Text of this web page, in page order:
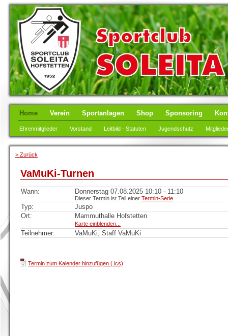
Home Verein Sportanlagen Shop Sponsoring
Ehrenmitglieder Vorstand Leitbild - Statuten Jugendschutz
> Zurück
VaMuKi-Turnen
Wann: Donnerstag 07.08.2025 10:10 - 11:10
Dieser Termin ist Teil einer Termin-Serie
Typ:
Juspo
Ort:
Mammuthalle Hofstetten
Karte einblenden...
Teilnehmer: VaMuKi, Staff VaMuKi
Termin zum Kalender hinzufügen (.ics)